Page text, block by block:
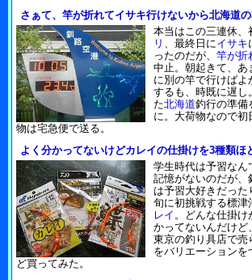
さぁて、竿が折れてイサキ行けないから北海道
本当はこの三連休、
リ 、最終日にイサキ
ったのだが、 竿が折
中止。朝起きて、あ
に別の竿で行けばよ
するも、時既に遅し
た北海道釣行の準備
に。大荷物なので初
物は宅急便で送る。
よく分かってないけどカレイの仕掛けを3種類ほ
学生時代は予習なん
記憶がないのだが、
は予習大好きだった
旬に初挑戦する標津
レイ 。どんな仕掛け
かってないんだけど
東京の釣り具店で売
をバリエーションを
ど買ってみた。